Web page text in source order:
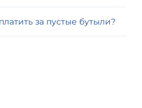
за пустые бутыли?